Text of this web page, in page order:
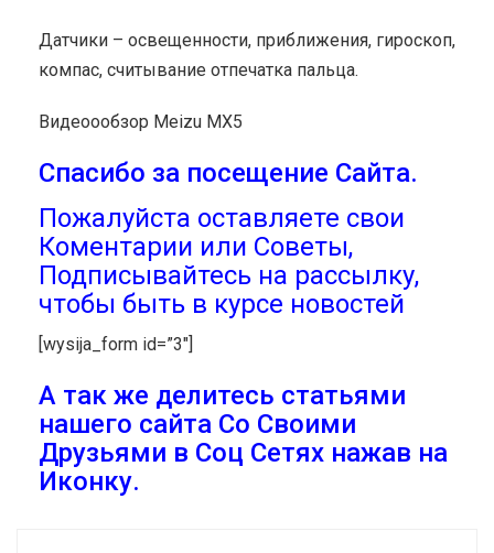
Датчики – освещенности, приближения, гироскоп,
компас, считывание отпечатка пальца.
Видеоообзор Meizu MX5
Спасибо за посещение Сайта.
Пожалуйста оставляете свои
Коментарии или Советы,
Подписывайтесь на рассылку,
чтобы быть в курсе новостей
[wysija_form id=”3″]
А так же делитесь статьями
нашего сайта Со Своими
Друзьями в Соц Сетях нажав на
Иконку.